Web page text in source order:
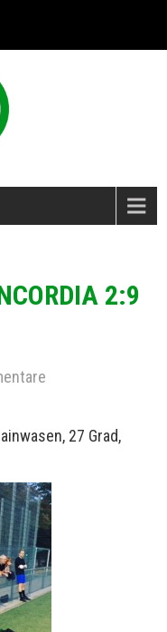
2:9
27 Grad,